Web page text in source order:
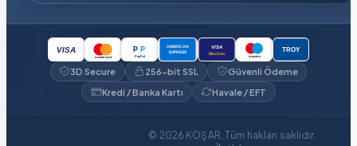
VISA
mastercard
P P
PayPal
AMERICAN
EXPRESS
VISA
Electron
maestro
TROY
3D Secure 256-bit SSL
Güvenli Ödeme
Kredi / Banka Kartı
Havale / EFT
© 2026 KOŞAR. Tüm hakları saklıdır.